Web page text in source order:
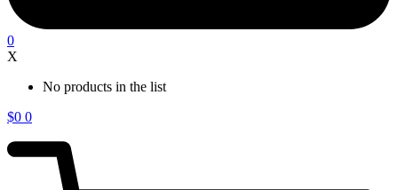
0
X
No products in the list
$0 0